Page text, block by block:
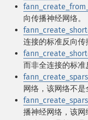
向传播神经网络。
连接的标准反向传
而非全连接的标准
网络，该网络不是
播神经网络，该